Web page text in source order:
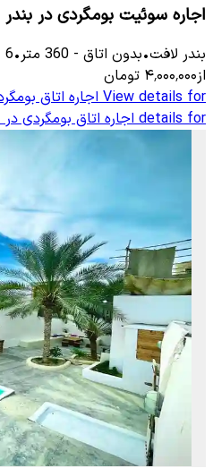
اجاره سوئیت بومگردی در بندر
بندر لافت•بدون اتاق -
360 متر•
6
از۴٬۰۰۰٬۰۰۰ تومان
View details for اجاره اتاق
details for اجاره اتاق بومگردی در